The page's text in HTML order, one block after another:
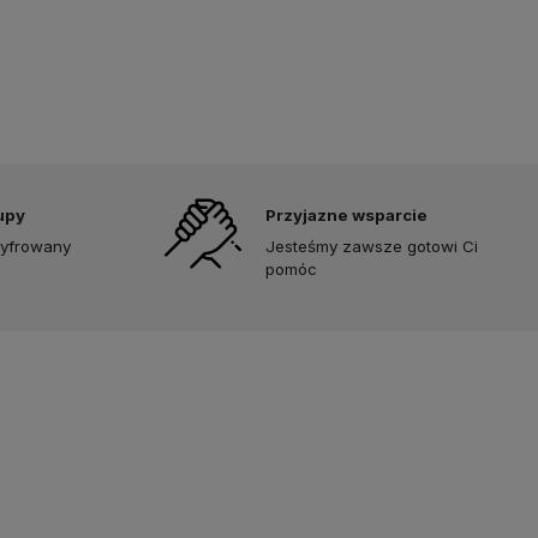
Przyjazne wsparcie
Jesteśmy zawsze gotowi Ci
pomóc